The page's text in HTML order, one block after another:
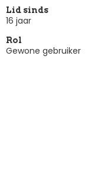
Lid sinds
16 jaar
Rol
Gewone gebruiker